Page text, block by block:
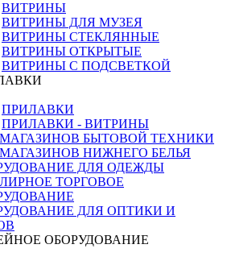
ВИТРИНЫ
ВИТРИНЫ ДЛЯ МУЗЕЯ
ВИТРИНЫ СТЕКЛЯННЫЕ
ВИТРИНЫ ОТКРЫТЫЕ
ВИТРИНЫ С ПОДСВЕТКОЙ
ПРИЛАВКИ
ПРИЛАВКИ - ВИТРИНЫ
БЫТОВОЙ ТЕХНИКИ
НИЖНЕГО БЕЛЬЯ
ДЛЯ ОДЕЖДЫ
ТОРГОВОЕ
ДЛЯ ОПТИКИ И
ОБОРУДОВАНИЕ